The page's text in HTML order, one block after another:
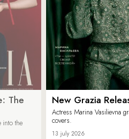
The
into the
New Grazia
Actress Marina Vasilievna
covers.
13 july 2026